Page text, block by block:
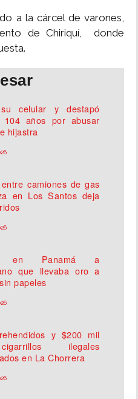
a la cárcel de varones,
de Chiriquí, donde
celular y destapó
104 años por abusar
hijastra
camiones de gas
en Los Santos deja
en Panamá a
que llevaba oro a
papeles
y $200 mil
ilegales
en La Chorrera